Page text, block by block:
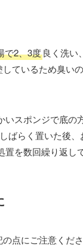
で2、3度良く洗い
ているため臭い
スポンジで底の
らく置いた後、
を数回繰り返して
点にご注意くださ